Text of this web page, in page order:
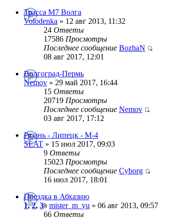
Трасса М7 Волга
Volodenka » 12 авг 2013, 11:32
24 Ответы
17586 Просмотры
Последнее сообщение BozhaN
08 авг 2017, 12:01
Волгоград-Пермь
Nemov » 29 май 2017, 16:44
15 Ответы
20719 Просмотры
Последнее сообщение Nemov
03 авг 2017, 17:12
Рязань - Липецк - М-4
SEAT » 15 июл 2017, 09:03
9 Ответы
15023 Просмотры
Последнее сообщение Cyborg
16 июл 2017, 18:01
Поездка в Абхазию
1,2, 3 mister_m_yu » 06 авг 2013, 09:57
66 Ответы